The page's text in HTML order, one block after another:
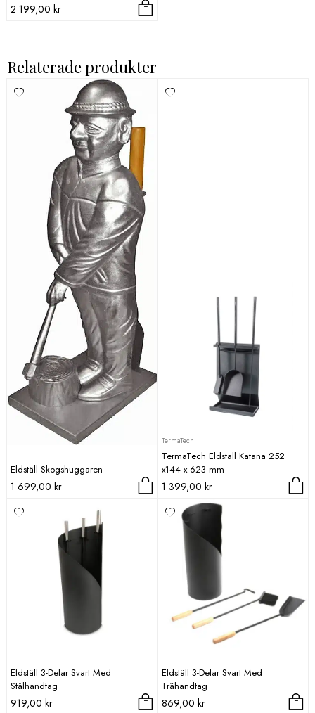
2 199,00 kr
Relaterade produkter
Eldställ Skogshuggaren
1 699,00 kr
TermaTech
TermaTech Eldställ Katana 252
x144 x 623 mm
1 399,00 kr
Eldställ 3-Delar Svart Med
Stålhandtag
919,00 kr
Eldställ 3-Delar Svart Med
Trähandtag
869,00 kr